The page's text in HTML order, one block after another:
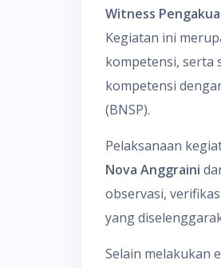
Witness
Kegiatan ini
kompetensi, serta
kompetensi
(BNSP).
Pelaksanaan
Nova Anggraini
observasi,
yang
Selain melakukan